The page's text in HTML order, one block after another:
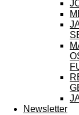
Newsletter